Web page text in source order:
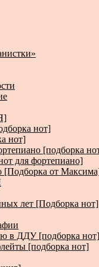
статьи…
нот]
нот]
[подборка
для фортепиано]
[Подборка от
лет [Подборка нот]
в ДДУ [подборка нот]
[подборка нот]